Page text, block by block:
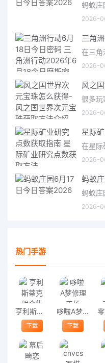
蚂蚁庄
2026-
在三角
2026-
很多玩
2026-
在星际
2026-
蚂蚁
蚂蚁庄
2026-
热门手游
亨利斯蒂克明合集
下载
哆啦A梦修理工场
下载